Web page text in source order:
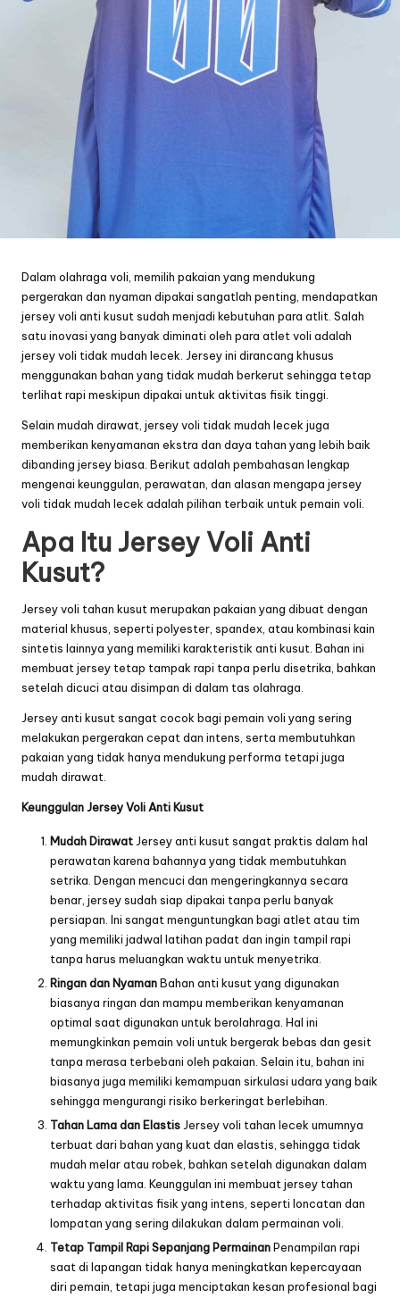
Dalam olahraga voli, memilih pakaian yang mendukung
pergerakan dan nyaman dipakai sangatlah penting, mendapatkan
jersey voli anti kusut sudah menjadi kebutuhan para atlit. Salah
satu inovasi yang banyak diminati oleh para atlet voli adalah
jersey voli tidak mudah lecek. Jersey ini dirancang khusus
menggunakan bahan yang tidak mudah berkerut sehingga tetap
terlihat rapi meskipun dipakai untuk aktivitas fisik tinggi.
Selain mudah dirawat, jersey voli tidak mudah lecek juga
memberikan kenyamanan ekstra dan daya tahan yang lebih baik
dibanding jersey biasa. Berikut adalah pembahasan lengkap
mengenai keunggulan, perawatan, dan alasan mengapa jersey
voli tidak mudah lecek adalah pilihan terbaik untuk pemain voli.
Apa Itu Jersey Voli Anti
Kusut?
Jersey voli tahan kusut merupakan pakaian yang dibuat dengan
material khusus, seperti polyester, spandex, atau kombinasi kain
sintetis lainnya yang memiliki karakteristik anti kusut. Bahan ini
membuat jersey tetap tampak rapi tanpa perlu disetrika, bahkan
setelah dicuci atau disimpan di dalam tas olahraga.
Jersey anti kusut sangat cocok bagi pemain voli yang sering
melakukan pergerakan cepat dan intens, serta membutuhkan
pakaian yang tidak hanya mendukung performa tetapi juga
mudah dirawat.
Keunggulan Jersey Voli Anti Kusut
Mudah Dirawat Jersey anti kusut sangat praktis dalam hal
perawatan karena bahannya yang tidak membutuhkan
setrika. Dengan mencuci dan mengeringkannya secara
benar, jersey sudah siap dipakai tanpa perlu banyak
persiapan. Ini sangat menguntungkan bagi atlet atau tim
yang memiliki jadwal latihan padat dan ingin tampil rapi
tanpa harus meluangkan waktu untuk menyetrika.
Ringan dan NyamanBahan anti kusut yang digunakan
biasanya ringan dan mampu memberikan kenyamanan
optimal saat digunakan untuk berolahraga. Hal ini
memungkinkan pemain voli untuk bergerak bebas dan gesit
tanpa merasa terbebani oleh pakaian. Selain itu, bahan ini
biasanya juga memiliki kemampuan sirkulasi udara yang baik
sehingga mengurangi risiko berkeringat berlebihan.
Tahan Lama dan Elastis Jersey voli tahan lecek umumnya
terbuat dari bahan yang kuat dan elastis, sehingga tidak
mudah melar atau robek, bahkan setelah digunakan dalam
waktu yang lama. Keunggulan ini membuat jersey tahan
terhadap aktivitas fisik yang intens, seperti loncatan dan
lompatan yang sering dilakukan dalam permainan voli.
Tetap Tampil Rapi Sepanjang PermainanPenampilan rapi
saat di lapangan tidak hanya meningkatkan kepercayaan
diri pemain, tetapi juga menciptakan kesan profesional bagi